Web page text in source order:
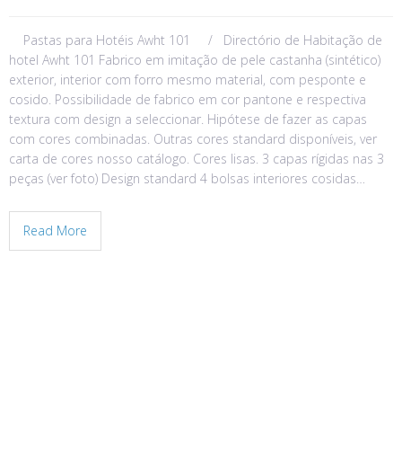
Pastas para Hotéis Awht 101 / Directório de Habitação de
hotel Awht 101 Fabrico em imitação de pele castanha (sintético)
exterior, interior com forro mesmo material, com pesponte e
cosido. Possibilidade de fabrico em cor pantone e respectiva
textura com design a seleccionar. Hipótese de fazer as capas
com cores combinadas. Outras cores standard disponíveis, ver
carta de cores nosso catálogo. Cores lisas. 3 capas rígidas nas 3
peças (ver foto) Design standard 4 bolsas interiores cosidas…
Read More